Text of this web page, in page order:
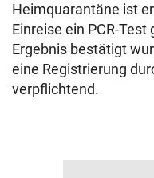
Heimquarantäne ist
Einreise ein PCR-
Ergebnis bestätigt
eine Registrierung
verpflichtend.